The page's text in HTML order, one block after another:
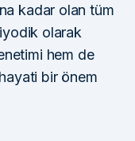
kadar olan tüm
olarak
hem de
hayati bir önem